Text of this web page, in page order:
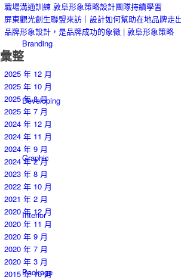
Branding
Developing
Graphic
Interior
Package
職場溝通訓練 敦阜形象策略設計團隊持續學習
屏東觀光創生聯盟來訪｜設計如何幫助在地品牌走
品牌形象設計，是品牌成功的象徵 | 敦阜形象策略
彙整
2025 年 12 月
2025 年 10 月
2025 年 8 月
2025 年 7 月
2024 年 12 月
2024 年 11 月
2024 年 9 月
2024 年 2 月
2023 年 8 月
2022 年 10 月
2021 年 2 月
2020 年 12 月
2020 年 11 月
2020 年 9 月
2020 年 7 月
2020 年 3 月
2015 年 10 月